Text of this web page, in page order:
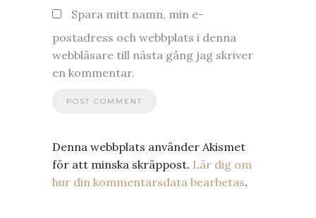
Spara mitt namn, min e-
postadress och webbplats i denna
webbläsare till nästa gång jag skriver
en kommentar.
Denna webbplats använder Akismet
för att minska skräppost. Lär dig om
hur din kommentarsdata bearbetas.